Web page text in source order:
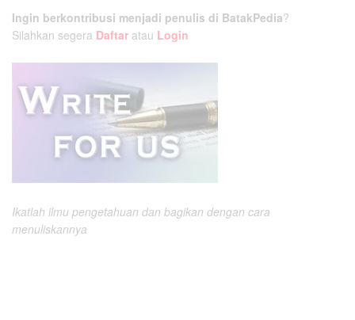
Ingin berkontribusi menjadi penulis di BatakPedia?
Silahkan segera Daftar atau Login
Ikatlah ilmu pengetahuan dan bagikan dengan cara
menuliskannya